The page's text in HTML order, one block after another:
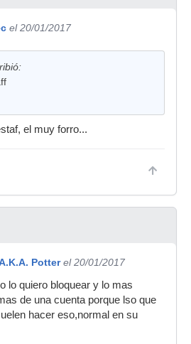
el 20/01/2017
el muy forro...
Potter el 20/01/2017
lo quiero bloquear y lo mas
de una cuenta porque lso que
hacer eso,normal en su